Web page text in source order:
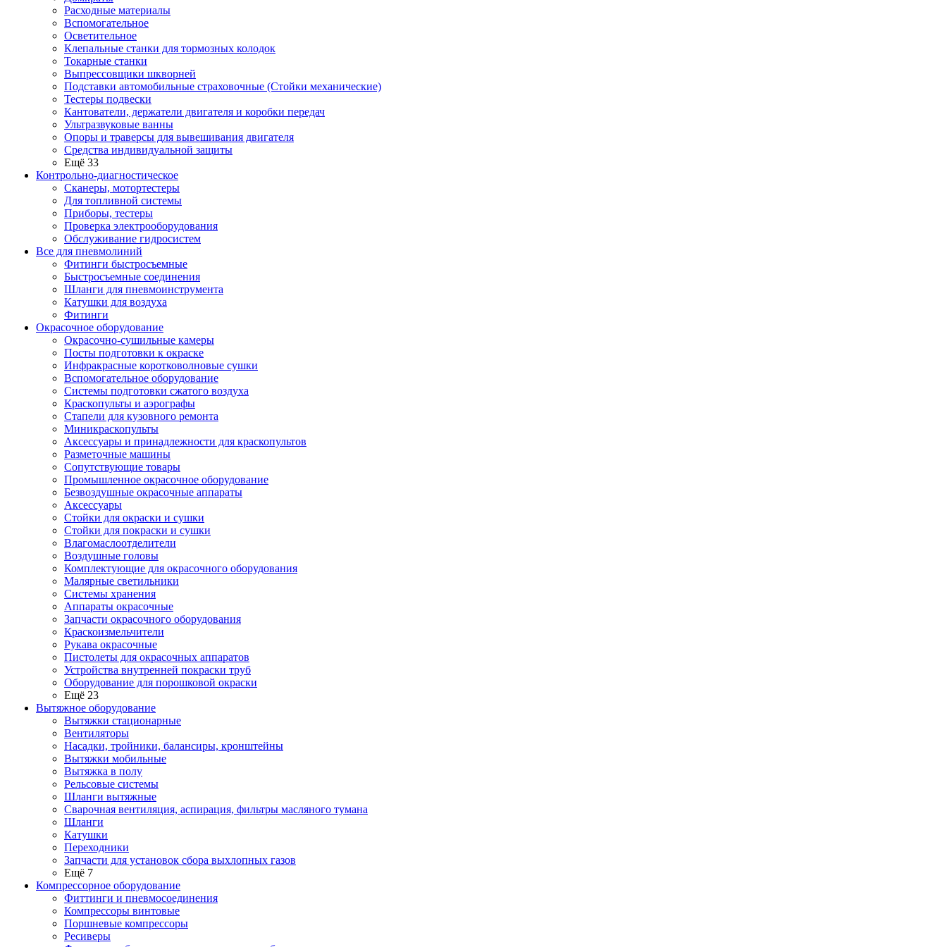
Расходные материалы
Вспомогательное
Осветительное
Клепальные станки для тормозных колодок
Токарные станки
Выпрессовщики шкворней
Подставки автомобильные страховочные (Стойки механические)
Тестеры подвески
Кантователи, держатели двигателя и коробки передач
Ультразвуковые ванны
Опоры и траверсы для вывешивания двигателя
Средства индивидуальной защиты
Ещё 33
Контрольно-диагностическое
Сканеры, мотортестеры
Для топливной системы
Приборы, тестеры
Проверка электрооборудования
Обслуживание гидросистем
Все для пневмолиний
Фитинги быстросъемные
Быстросъемные соединения
Шланги для пневмоинструмента
Катушки для воздуха
Фитинги
Окрасочное оборудование
Окрасочно-сушильные камеры
Посты подготовки к окраске
Инфракрасные коротковолновые сушки
Вспомогательное оборудование
Системы подготовки сжатого воздуха
Краскопульты и аэрографы
Стапели для кузовного ремонта
Миникраскопульты
Аксессуары и принадлежности для краскопультов
Разметочные машины
Сопутствующие товары
Промышленное окрасочное оборудование
Безвоздушные окрасочные аппараты
Аксессуары
Стойки для окраски и сушки
Стойки для покраски и сушки
Влагомаслоотделители
Воздушные головы
Комплектующие для окрасочного оборудования
Малярные светильники
Системы хранения
Аппараты окрасочные
Запчасти окрасочного оборудования
Краскоизмельчители
Рукава окрасочные
Пистолеты для окрасочных аппаратов
Устройства внутренней покраски труб
Оборудование для порошковой окраски
Ещё 23
Вытяжное оборудование
Вытяжки стационарные
Вентиляторы
Насадки, тройники, балансиры, кронштейны
Вытяжки мобильные
Вытяжка в полу
Рельсовые системы
Шланги вытяжные
Сварочная вентиляция, аспирация, фильтры масляного тумана
Шланги
Катушки
Переходники
Запчасти для установок сбора выхлопных газов
Ещё 7
Компрессорное оборудование
Фиттинги и пневмосоединения
Компрессоры винтовые
Поршневые компрессоры
Ресиверы